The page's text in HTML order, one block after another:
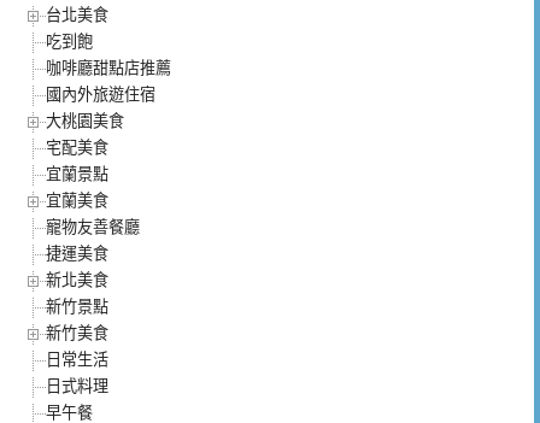
台北美食
吃到飽
咖啡廳甜點店推薦
國內外旅遊住宿
大桃園美食
宅配美食
宜蘭景點
宜蘭美食
寵物友善餐廳
捷運美食
新北美食
新竹景點
新竹美食
日常生活
日式料理
早午餐